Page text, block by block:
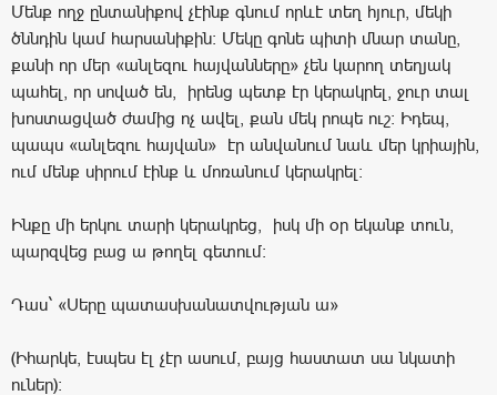
Մենք ողջ ընտանիքով չէինք գնում որևէ տեղ հյուր, մեկի
ծննդին կամ հարսանիքին: Մեկը գոնե պիտի մնար տանը,
քանի որ մեր «անլեզու հայվանները» չեն կարող տեղյակ
պահել, որ սոված են, իրենց պետք էր կերակրել, ջուր տալ
խոստացված ժամից ոչ ավել, քան մեկ րոպե ուշ: Իդեպ,
պապս «անլեզու հայվան» էր անվանում նաև մեր կրիային,
ում մենք սիրում էինք և մոռանում կերակրել:
Ինքը մի երկու տարի կերակրեց, իսկ մի օր եկանք տուն,
պարզվեց բաց ա թողել գետում:
Դաս` «Սերը պատասխանատվության ա»
(Իհարկե, էսպես էլ չէր ասում, բայց հաստատ սա նկատի
ուներ):